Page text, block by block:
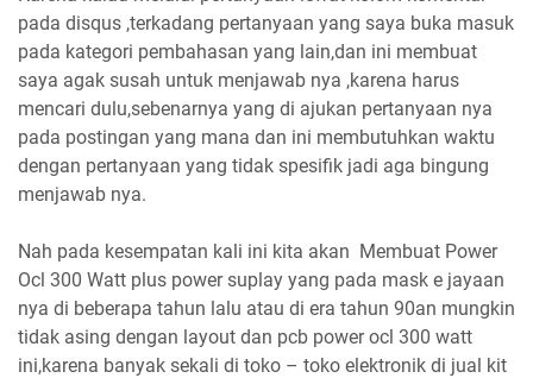
pada disqus ,terkadang pertanyaan yang saya buka masuk
pada kategori pembahasan yang lain,dan ini membuat
saya agak susah untuk menjawab nya ,karena harus
mencari dulu,sebenarnya yang di ajukan pertanyaan nya
pada postingan yang mana dan ini membutuhkan waktu
dengan pertanyaan yang tidak spesifik jadi aga bingung
menjawab nya.
Nah pada kesempatan kali ini kita akan Membuat Power
Ocl 300 Watt plus power suplay yang pada mask e jayaan
nya di beberapa tahun lalu atau di era tahun 90an mungkin
tidak asing dengan layout dan pcb power ocl 300 watt
ini,karena banyak sekali di toko – toko elektronik di jual kit